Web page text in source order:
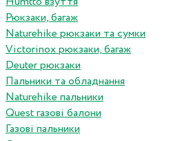
Рюкзаки, багаж
Naturehike рюкзаки та сумки
Victorinox рюкзаки, багаж
Deuter рюкзаки
Пальники та обладнання
Naturehike пальники
Quest газові балони
Газові пальники